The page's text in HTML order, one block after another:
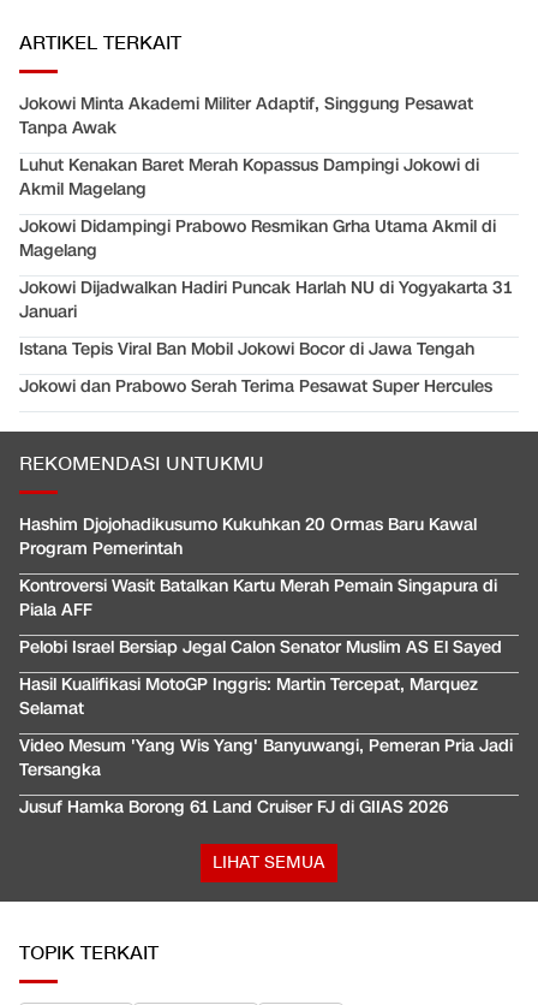
ARTIKEL TERKAIT
Jokowi Minta Akademi Militer Adaptif, Singgung Pesawat
Tanpa Awak
Luhut Kenakan Baret Merah Kopassus Dampingi Jokowi di
Akmil Magelang
Jokowi Didampingi Prabowo Resmikan Grha Utama Akmil di
Magelang
Jokowi Dijadwalkan Hadiri Puncak Harlah NU di Yogyakarta 31
Januari
Istana Tepis Viral Ban Mobil Jokowi Bocor di Jawa Tengah
Jokowi dan Prabowo Serah Terima Pesawat Super Hercules
REKOMENDASI UNTUKMU
Hashim Djojohadikusumo Kukuhkan 20 Ormas Baru Kawal
Program Pemerintah
Kontroversi Wasit Batalkan Kartu Merah Pemain Singapura di
Piala AFF
Pelobi Israel Bersiap Jegal Calon Senator Muslim AS El Sayed
Hasil Kualifikasi MotoGP Inggris: Martin Tercepat, Marquez
Selamat
Video Mesum 'Yang Wis Yang' Banyuwangi, Pemeran Pria Jadi
Tersangka
Jusuf Hamka Borong 61 Land Cruiser FJ di GIIAS 2026
LIHAT SEMUA
TOPIK TERKAIT